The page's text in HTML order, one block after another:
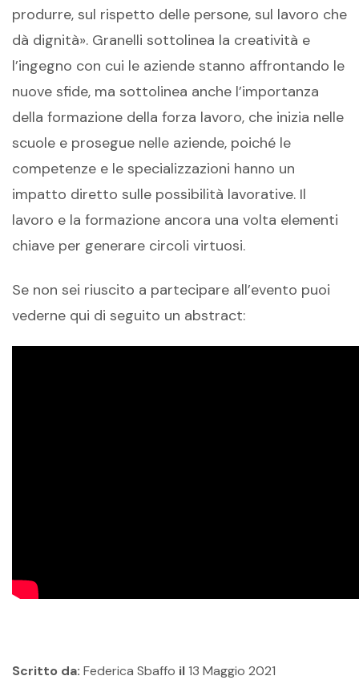
produrre, sul rispetto delle persone, sul lavoro che
dà dignità». Granelli sottolinea la creatività e
l’ingegno con cui le aziende stanno affrontando le
nuove sfide, ma sottolinea anche l’importanza
della formazione della forza lavoro, che inizia nelle
scuole e prosegue nelle aziende, poiché le
competenze e le specializzazioni hanno un
impatto diretto sulle possibilità lavorative. Il
lavoro e la formazione ancora una volta elementi
chiave per generare circoli virtuosi.
Se non sei riuscito a partecipare all’evento puoi
vederne qui di seguito un abstract:
Scritto da: Federica Sbaffo il13 Maggio 2021